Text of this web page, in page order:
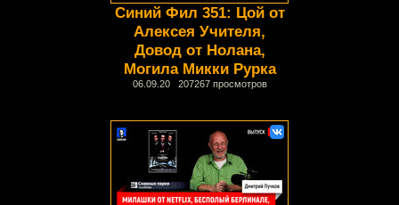
Синий Фил 351: Цой от
Алексея Учителя,
Довод от Нолана,
Могила Микки Рурка
06.09.20 207267 просмотров